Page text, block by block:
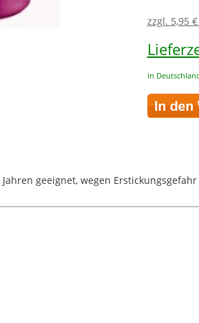
zzgl. 5,95
in
geeignet, wegen